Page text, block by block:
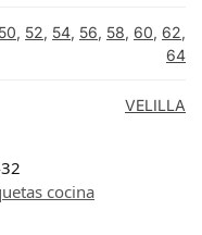
50, 52, 54, 56, 58, 60, 62,
64
VELILLA
cocina